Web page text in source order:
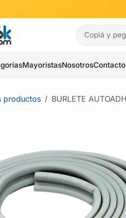
MayoristasNosotrosContacto
productos BURLETE